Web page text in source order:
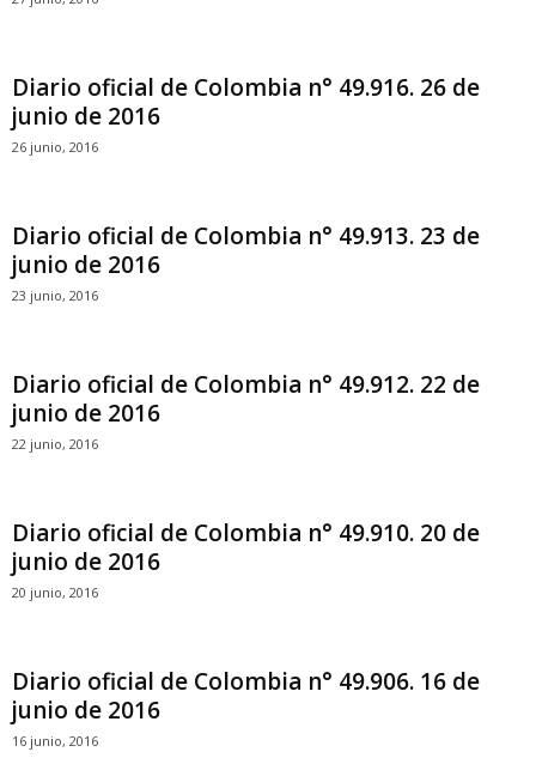
Diario oficial de Colombia n° 49.916. 26 de
junio de 2016
26 junio, 2016
Diario oficial de Colombia n° 49.913. 23 de
junio de 2016
23 junio, 2016
Diario oficial de Colombia n° 49.912. 22 de
junio de 2016
22 junio, 2016
Diario oficial de Colombia n° 49.910. 20 de
junio de 2016
20 junio, 2016
Diario oficial de Colombia n° 49.906. 16 de
junio de 2016
16 junio, 2016